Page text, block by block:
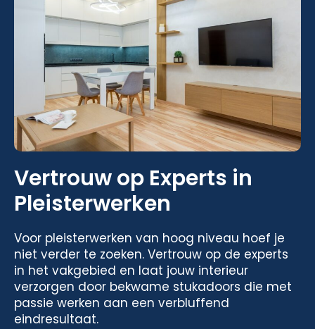
Vertrouw op Experts in
Pleisterwerken
Voor pleisterwerken van hoog niveau hoef je
niet verder te zoeken. Vertrouw op de experts
in het vakgebied en laat jouw interieur
verzorgen door bekwame stukadoors die met
passie werken aan een verbluffend
eindresultaat.